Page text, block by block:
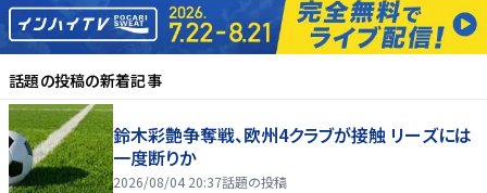
話題の投稿の新着記事
鈴木彩艶争奪戦、欧州4クラブが接触 リーズには
一度断りか
2026/08/04 20:37話題の投稿